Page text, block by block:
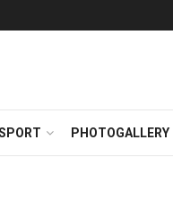
PHOTOGALLERY